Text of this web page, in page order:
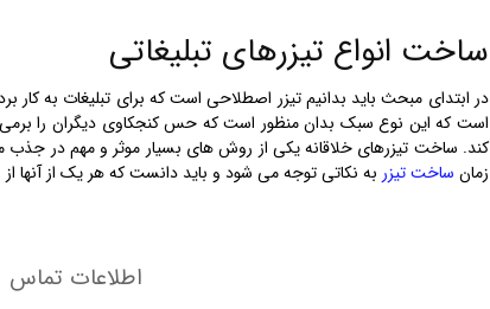
ساخت انواع تیزرهای تبلیغاتی
در ابتدای مبحث باید بدانیم تیزر اصطلاحی است که برای تبلیغات به
است که این نوع سبک بدان منظور است که حس کنجکاوی دیگران را برمی
کند. ساخت تیزرهای خلاقانه یکی از روش های بسیار موثر و مهم در
زمان ساخت تیزر به نکاتی توجه می شود و باید دانست که هر یک از آنها
اطلاعات تماس